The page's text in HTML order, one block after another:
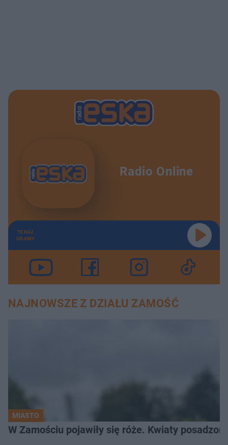
Radio Online
TERAZ
GRAMY
NAJNOWSZE Z DZIAŁU ZAMOŚĆ
MIASTO
W Zamościu pojawiły się róże. Kwiaty